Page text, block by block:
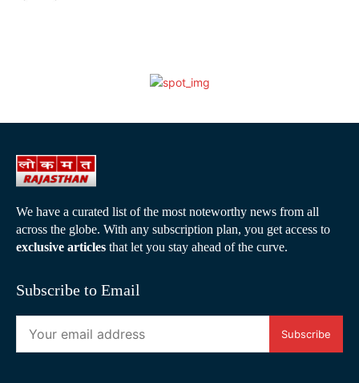
We have a curated list of the most noteworthy news from all
across the globe. With any subscription plan, you get access to
exclusive articles that let you stay ahead of the curve.
Subscribe to Email
Subscribe